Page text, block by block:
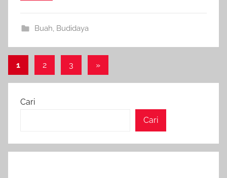
Buah, Budidaya
Paginasi
pos
1 2 3
Next
»
Cari
Cari